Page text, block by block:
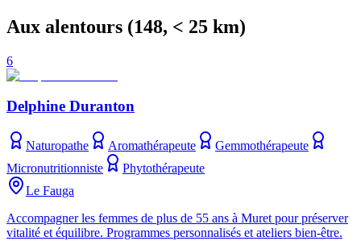
Aux alentours (148, < 25 km)
6
Delphine Duranton
Naturopathe Aromathérapeute
Gemmothérapeute
Micronutritionniste
Phytothérapeute
Le Fauga
Accompagner les femmes de plus de 55 ans à Muret pour préserver
vitalité et équilibre. Programmes personnalisés et ateliers bien-être.